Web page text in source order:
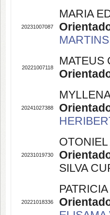
20231007087
MARIA
20221007118
MATEUS
20241027388
20231019730
SILVA
20221018336